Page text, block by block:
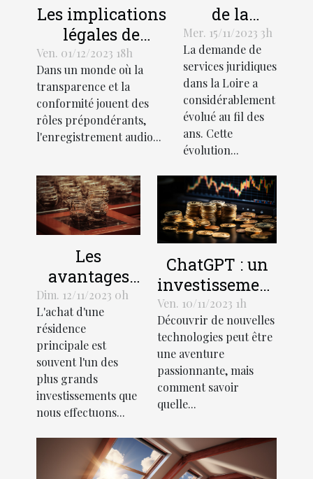
Les implications
légales de
l'enregistrement
audio lors de
recrutements
Ven. 01/12/2023 18h
Dans un monde où la
transparence et la
conformité jouent des
rôles prépondérants,
l'enregistrement audio...
de la
demande
de services
juridiques
en Loire
Mer. 15/11/2023 3h
La demande de
services juridiques
dans la Loire a
considérablement
évolué au fil des
ans. Cette
évolution...
Les
avantages
économiques
de la
création
d'une SCI
pour l'achat
d'une
résidence
principale
Dim. 12/11/2023 0h
L'achat d'une
résidence
principale est
souvent l'un des
plus grands
investissements que
nous effectuons...
ChatGPT : un
investissement
rentable pour
les entreprises
Ven. 10/11/2023 1h
Découvrir de nouvelles
technologies peut être
une aventure
passionnante, mais
comment savoir
quelle...